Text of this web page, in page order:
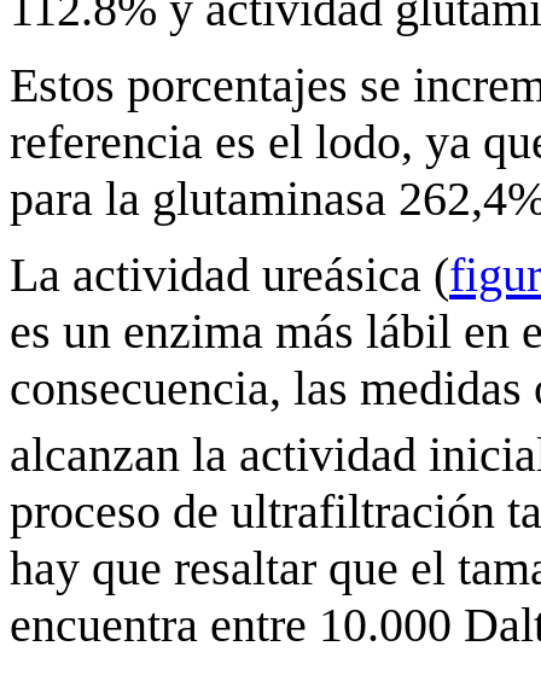
Estos porcentajes se
referencia es el lodo, ya
para la glutaminasa
La actividad ureásica (
es un enzima más lábil en
consecuencia, las
alcanzan la actividad
proceso de ultrafiltración
hay que resaltar que el
encuentra entre 10.000